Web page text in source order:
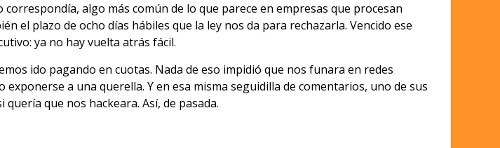
algo más común de lo que parece en empresas que procesan
el plazo de ocho días hábiles que la ley nos da para rechazarla. Vencido ese
ya no hay vuelta atrás fácil.
ido pagando en cuotas. Nada de eso impidió que nos funara en redes
a una querella. Y en esa misma seguidilla de comentarios, uno de sus
que nos hackeara. Así, de pasada.